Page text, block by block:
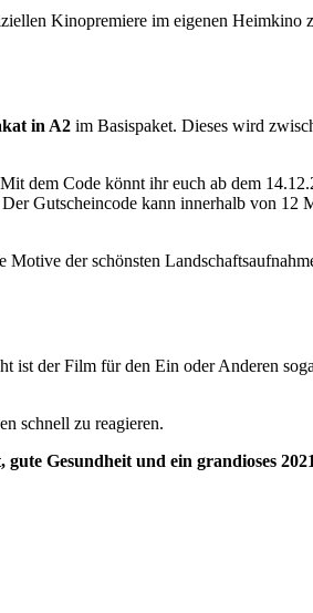
Kinopremiere im eigenen Heimkino
in A2 im Basispaket. Dieses wird
dem Code könnt ihr euch ab dem
Gutscheincode kann innerhalb von 12
der schönsten
ist der Film für den Ein oder Anderen
schnell zu reagieren.
Gesundheit und ein grandioses